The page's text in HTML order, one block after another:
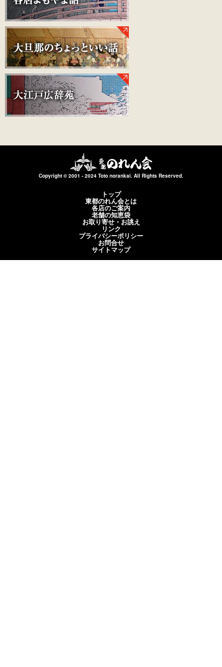
Copyright © 2001 - 2024 Toto norankai. All Rights Reserved.
トップ
東都のれん会とは
各店のご案内
老舗の知恵袋
お取り寄せ・お誂え
リンク
プライバシーポリシー
お問合せ
サイトマップ